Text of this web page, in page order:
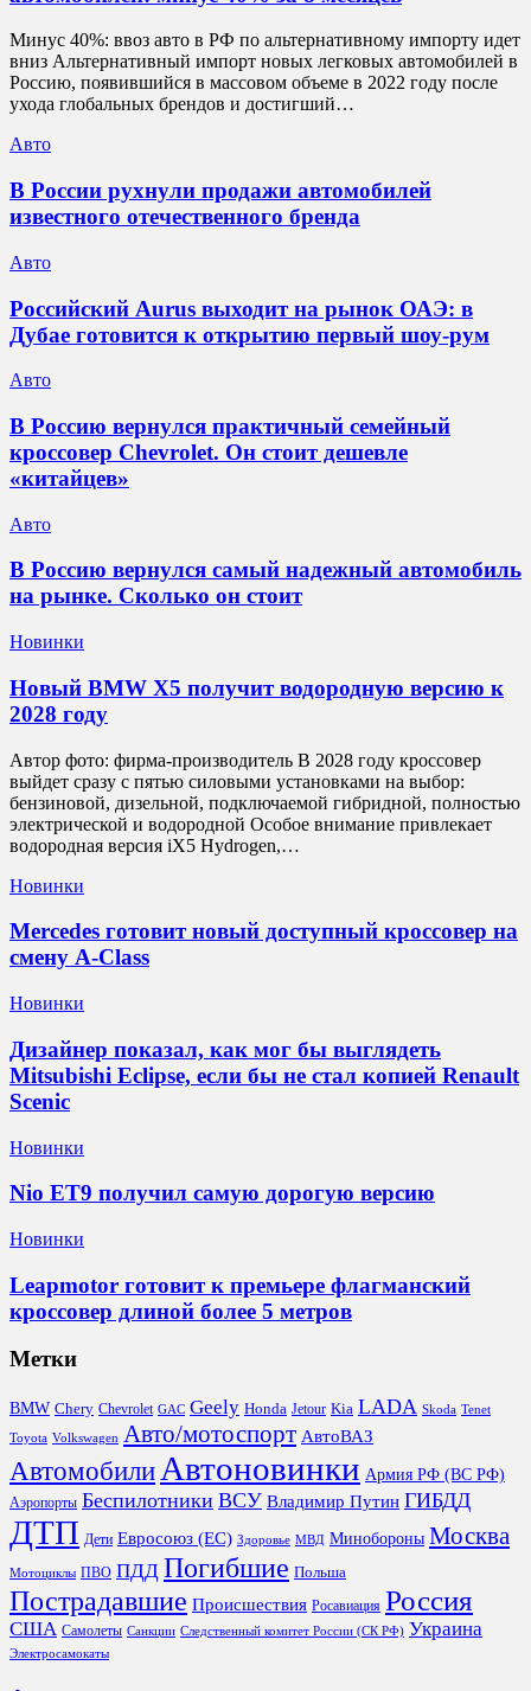
Минус 40%: ввоз авто в РФ по альтернативному импорту идет
вниз Альтернативный импорт новых легковых автомобилей в
Россию, появившийся в массовом объеме в 2022 году после
ухода глобальных брендов и достигший…
Авто
В России рухнули продажи автомобилей
известного отечественного бренда
Авто
Российский Aurus выходит на рынок ОАЭ: в
Дубае готовится к открытию первый шоу-рум
Авто
В Россию вернулся практичный семейный
кроссовер Chevrolet. Он стоит дешевле
«китайцев»
Авто
В Россию вернулся самый надежный автомобиль
на рынке. Сколько он стоит
Новинки
Новый BMW X5 получит водородную версию к
2028 году
Автор фото: фирма-производитель В 2028 году кроссовер
выйдет сразу с пятью силовыми установками на выбор:
бензиновой, дизельной, подключаемой гибридной, полностью
электрической и водородной Особое внимание привлекает
водородная версия iX5 Hydrogen,…
Новинки
Mercedes готовит новый доступный кроссовер на
смену A-Class
Новинки
Дизайнер показал, как мог бы выглядеть
Mitsubishi Eclipse, если бы не стал копией Renault
Scenic
Новинки
Nio ET9 получил самую дорогую версию
Новинки
Leapmotor готовит к премьере флагманский
кроссовер длиной более 5 метров
Метки
BMW Chery Chevrolet GAC Geely Honda Jetour Kia LADA Skoda Tenet
Toyota Volkswagen Авто/мотоспорт АвтоВАЗ
Автомобили Автоновинки Армия РФ (ВС РФ)
Аэропорты Беспилотники ВСУ Владимир Путин ГИБДД
ДТП Дети Евросоюз (ЕС) Здоровье МВД Минобороны Москва
Мотоциклы ПВО ПДД Погибшие Польша
Пострадавшие Происшествия Росавиация Россия
США Самолеты Санкции Следственный комитет России (СК РФ) Украина
Электросамокаты